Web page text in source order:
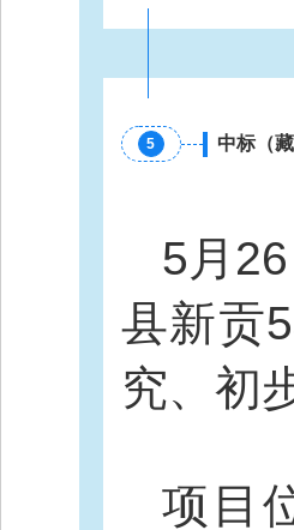
5 中标（
5月
县新贡
究、初
项目